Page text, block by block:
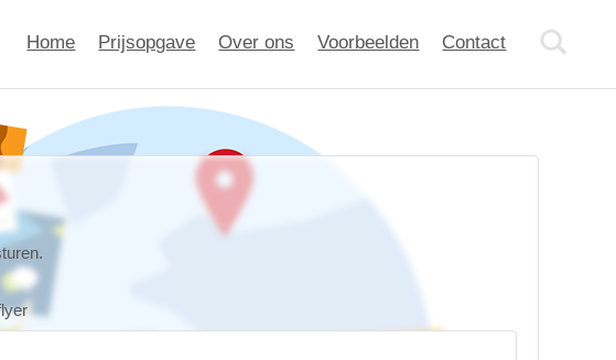
Home Prijsopgave Over ons Voorbeelden Contact